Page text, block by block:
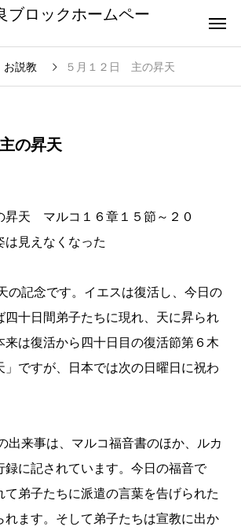
ブロックホームペー
お説教 ５月１２日 主の昇天
の昇天
天 マルコ１６章１５節～２０
見えなくなった
の記念です。イエスは復活し、今日の
四十日間弟子たちに現れ、天に昇られ
来は復活から四十日目の復活節第６木
」ですが、日本では次の日曜日に祝わ
出来事は、マルコ福音書のほか、ルカ
録に記されています。今日の福音で
て弟子たちに派遣の言葉を告げられた
れます。そして弟子たちは宣教に出か